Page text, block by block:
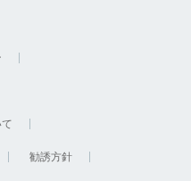
勧誘方針